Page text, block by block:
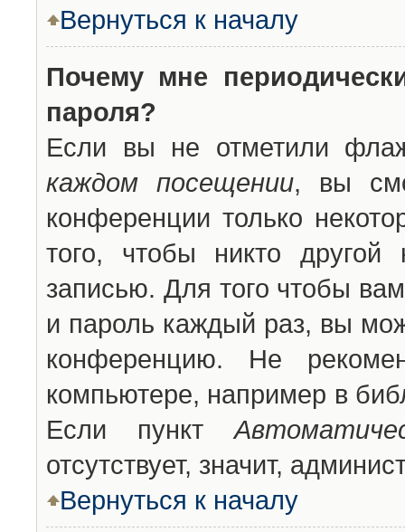
Вернуться к началу
Почему мне
пароля?
Если вы не отметили
каждом посещении, вы
конференции только
того, чтобы никто другой
записью. Для того чтобы
и пароль каждый раз, вы
конференцию. Не
компьютере, например в
Если пункт
отсутствует, значит,
Вернуться к началу